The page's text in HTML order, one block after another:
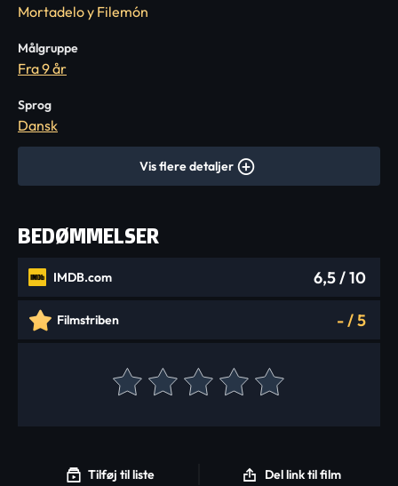
Mortadelo y Filemón
Målgruppe
Fra 9 år
Sprog
Dansk
Vis flere detaljer
BEDØMMELSER
IMDB.com 6,5/ 10
Filmstriben -/5
Tilføj til liste Del link til film